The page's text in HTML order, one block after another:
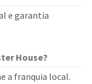
e garantia
House?
a franquia local.